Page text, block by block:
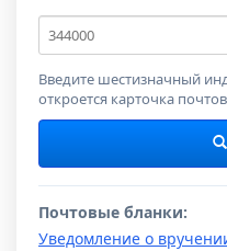
Почтовый
индекс
Введите шестизначный
откроется карточка
Почтовые бланки:
Уведомление о